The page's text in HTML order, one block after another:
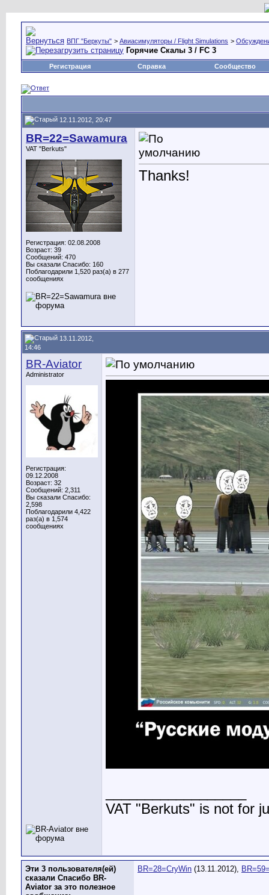
ВПГ "Беркуты" > Авиасимуляторы / Flight Simulations >
Горячие Скалы 3 / FC 3
Регистрация Справка Сообщество
12.11.2012, 20:47
BR=22=Sawamura
VAT "Berkuts"
Регистрация: 02.08.2008
Возраст: 39
Сообщений: 470
Вы сказали Спасибо: 160
Поблагодарили 1,520 раз(а) в 277
сообщениях
Thanks!
13.11.2012,
14:46
BR-Aviator
Administrator
Регистрация:
09.12.2008
Возраст: 32
Сообщений: 2,311
Вы сказали Спасибо:
2,598
Поблагодарили 4,422
раз(а) в 1,574
сообщениях
VAT "Berkuts" is not for
Эти 3 пользователя(ей)
сказали Спасибо BR-
Aviator за это полезное
BR=28=CryWin (13.11.2012),